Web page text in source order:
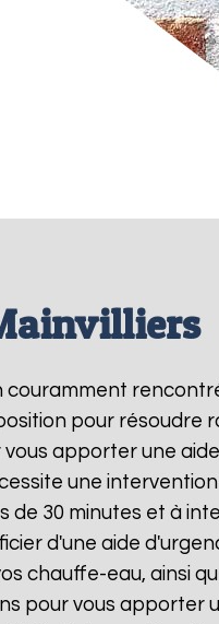
couramment
pour résoudre
apporter une
une
30 minutes et à
d'une aide
chauffe-eau, ainsi
pour vous apporter